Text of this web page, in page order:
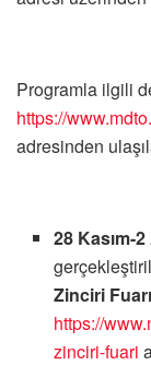
Programla ilgili
https://
adresinden
28 Kasım-
Zinciri
https://
zinciri-fuari